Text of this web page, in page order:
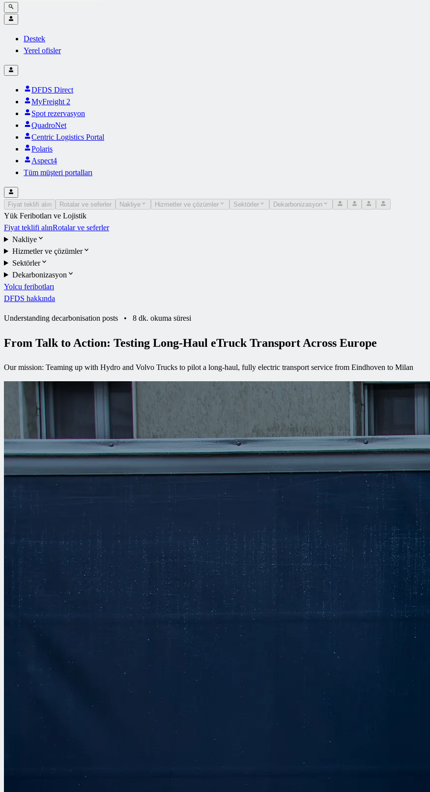
Destek
Yerel ofisler
DFDS Direct
MyFreight 2
Spot rezervasyon
QuadroNet
Centric Logistics Portal
Polaris
Aspect4
Tüm müşteri portalları
Fiyat teklifi alın Rotalar ve seferler Nakliye Hizmetler ve çözümler Sektörler Dekarbonizasyon
Yük Feribotları ve Lojistik
Fiyat teklifi alınRotalar ve seferler
Nakliye
Hizmetler ve çözümler
Sektörler
Dekarbonizasyon
Yolcu feribotları
DFDS hakkında
Understanding decarbonisation posts • 8 dk. okuma süresi
From Talk to Action: Testing Long-Haul eTruck Transport Across Europe
Our mission: Teaming up with Hydro and Volvo Trucks to pilot a long-haul, fully electric transport service from Eindhoven to Milan